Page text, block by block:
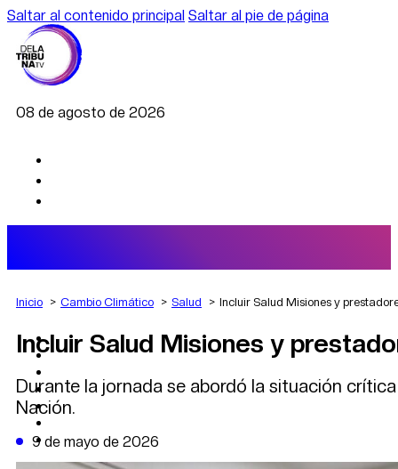
Saltar al contenido principal Saltar al pie de página
08 de agosto de 2026
AGRO
DEPORTES
POLÍTICA
CAMBIO CLIMÁTICO
DE LA TRIBUNA TV
Inicio Cambio Climático Salud Incluir Salud Misiones y
Incluir Salud Misiones y
Durante la jornada se abordó la situación
Nación.
9 de mayo de 2026